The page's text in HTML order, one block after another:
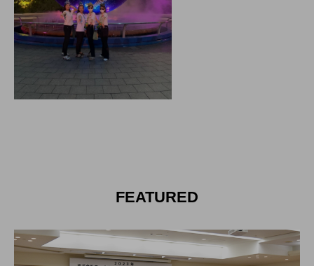
CAL(キャル)職場見学
会開催中！
2024.08.25
おもてなし
大自然 寮 採用試験 着物
給料
FEATURED